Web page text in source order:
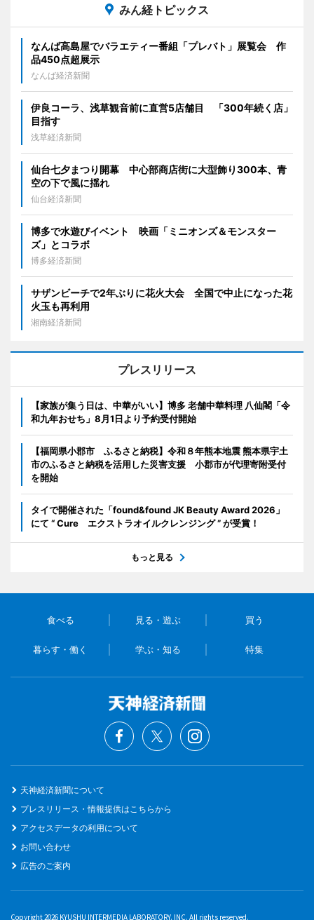
みん経トピックス
なんば高島屋でバラエティー番組「プレバト」展覧会 作
品450点超展示
なんば経済新聞
伊良コーラ、浅草観音前に直営5店舗目 「300年続く店」
目指す
浅草経済新聞
仙台七夕まつり開幕 中心部商店街に大型飾り300本、青
空の下で風に揺れ
仙台経済新聞
博多で水遊びイベント 映画「ミニオンズ＆モンスター
ズ」とコラボ
博多経済新聞
サザンビーチで2年ぶりに花火大会 全国で中止になった花
火玉も再利用
湘南経済新聞
プレスリリース
【家族が集う日は、中華がいい】博多 老舗中華料理 八仙閣「令
和九年おせち」8月1日より予約受付開始
【福岡県小郡市 ふるさと納税】令和８年熊本地震 熊本県宇土
市のふるさと納税を活用した災害支援 小郡市が代理寄附受付
を開始
タイで開催された「found&found JK Beauty Award 2026」
にて “ Cure エクストラオイルクレンジング ” が受賞！
もっと見る
食べる 見る・遊ぶ 買う
暮らす・働く 学ぶ・知る 特集
天神経済新聞について
プレスリリース・情報提供はこちらから
アクセスデータの利用について
お問い合わせ
広告のご案内
Copyright 2026 KYUSHU INTERMEDIA LABORATORY. INC. All rights reserved.